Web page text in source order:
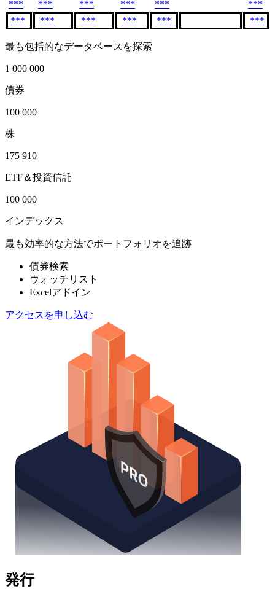
*** *** *** *** ***
***
***
*** *** *** *** ***
最も包括的なデータベースを探索
1 000 000
債券
100 000
株
175 910
ETF＆投資信託
100 000
インデックス
最も効率的な方法でポートフォリオを追跡
債券検索
ウォッチリスト
Excelアドイン
アクセスを申し込む
発行